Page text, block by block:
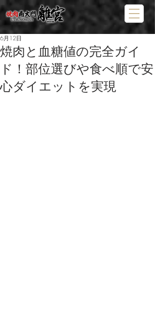
焼肉と血糖値の完全ガイ
ド！部位選びや食べ順で安
心ダイエットを実現
6月12日